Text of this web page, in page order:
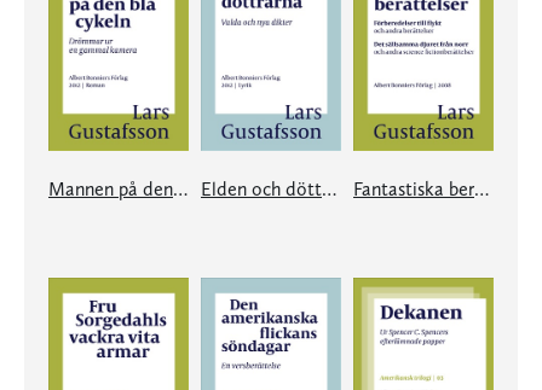
Mannen på den blå cykeln Elden och döttrarna Fantastiska berättelser